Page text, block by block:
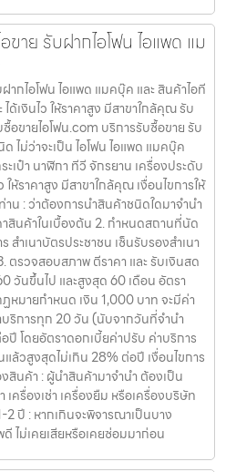
าย รับฝากไอโฟน ไอแพด แม
กไอโฟน ไอแพด แมคบุ๊ค และ สินค้าไอที
ด้เงินไว ให้ราคาสูง มีสาขาใกล้คุณ รับ
อขายไอโฟน.com บริการรับซื้อขาย รับ
ไม่ว่าจะเป็น ไอโฟน ไอแพด แมคบุ๊ค
เป๋า นาฬิกา ทีวี จักรยาน เครื่องประดับ
ให้ราคาสูง มีสาขาใกล้คุณ เงื่อนไขการให้
น : ว่าต้องการนำสินค้าชนิดใดมาจำนำ
าสินค้าในเบื้องต้น 2. กำหนดสถานที่นัด
สำเนาบัตรประชาชน เซ็นรับรองสำเนา
ตรวจสอบสภาพ ตีราคา และ รับเงินสด
วันขึ้นไป และสูงสุด 60 เดือน อัตรา
หมายกำหนด เงิน 1,000 บาท จะมีค่า
ริการทุก 20 วัน (นับจากวันที่จำนำ
ปี โดยอัตราดอกเบี้ยค่าปรับ ค่าบริการ
ล้วสูงสุดไม่เกิน 28% ต่อปี เงื่อนไขการ
สินค้า : ผู้นำสินค้ามาจำนำ ต้องเป็น
เครื่องเช่า เครื่องยืม หรือเครื่องบริษัท
2 ปี : หากเกินจะพิจารณาเป็นบาง
ไม่เคยเสียหรือเคยซ่อมมาก่อน